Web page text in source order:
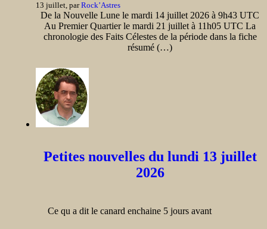
13 juillet, parRock’Astres
De la Nouvelle Lune le mardi 14 juillet 2026 à 9h43 UTC
Au Premier Quartier le mardi 21 juillet à 11h05 UTC La
chronologie des Faits Célestes de la période dans la fiche
résumé (…)
Petites nouvelles du lundi 13 juillet
2026
Ce qu a dit le canard enchaine 5 jours avant